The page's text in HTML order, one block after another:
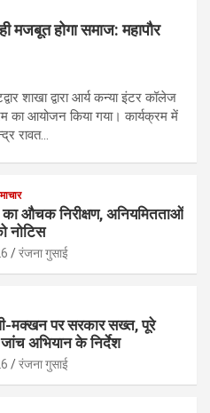
मजबूत होगा समाज: महापौर
शाखा द्वारा आर्य कन्या इंटर कॉलेज
का आयोजन किया गया। कार्यक्रम में
रावत…
का औचक निरीक्षण, अनियमितताओं
नोटिस
रंजना गुसाई
मक्खन पर सरकार सख्त, पूरे
अभियान के निर्देश
रंजना गुसाई